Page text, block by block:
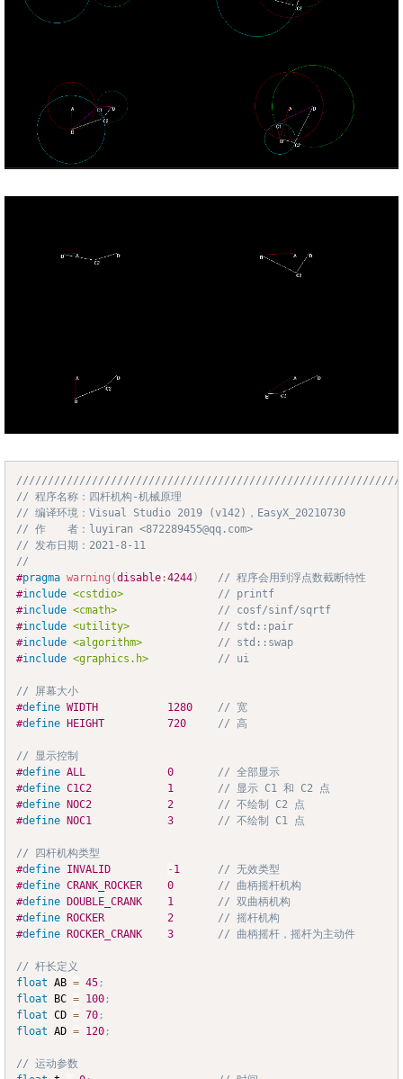
/////////////////////////////////////////////////////////////
// 程序名称：四杆机构-机械原理
// 编译环境：Visual Studio 2019 (v142)，EasyX_20210730
// 作　　者：luyiran <872289455@qq.com>
// 发布日期：2021-8-11
//
#pragma warning (disable:4244)
// 程序会用到浮点数截断特性
#include <cstdio>
// printf
#include <cmath>
// cosf/sinf/sqrtf
#include <utility>
// std::pair
#include <algorithm>
// std::swap
#include <graphics.h> // ui
// 屏幕大小
#define WIDTH 1280
// 宽
#define HEIGHT 720 // 高
// 显示控制
#define ALL 0
// 全部显示
#define C1C2 1
// 显示 C1 和 C2 点
#define NOC2 2
// 不绘制 C2 点
#define NOC1 3 // 不绘制 C1 点
// 四杆机构类型
#define INVALID -1
// 无效类型
#define CRANK_ROCKER 0
// 曲柄摇杆机构
#define DOUBLE_CRANK 1
// 双曲柄机构
#define ROCKER 2
// 摇杆机构
#define ROCKER_CRANK 3 // 曲柄摇杆，摇杆为主动件
// 杆长定义
float AB = 45 ;
float BC = 100 ;
float CD = 70 ;
float AD = 120 ;
// 运动参数
Copy